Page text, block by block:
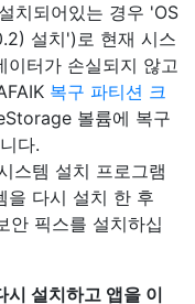
치되어있는 경우 'OS
설치')로 현재 시스
이터가 손실되지 않고
복구 파티션 크
볼륨에 복구
다.
스템 설치 프로그램
을 다시 설치 한 후
안 픽스를 설치하십
설치하고 앱을 이